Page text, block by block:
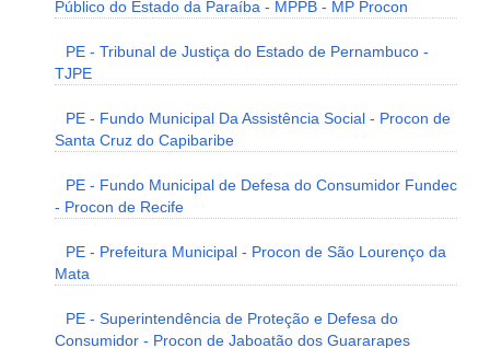
Público do Estado da Paraíba - MPPB - MP Procon
PE - Tribunal de Justiça do Estado de Pernambuco -
TJPE
PE - Fundo Municipal Da Assistência Social - Procon de
Santa Cruz do Capibaribe
PE - Fundo Municipal de Defesa do Consumidor Fundec
- Procon de Recife
PE - Prefeitura Municipal - Procon de São Lourenço da
Mata
PE - Superintendência de Proteção e Defesa do
Consumidor - Procon de Jaboatão dos Guararapes